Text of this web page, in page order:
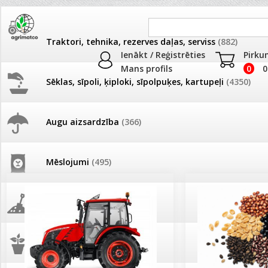
Ienākt / Reģistrēties
Mans profils
0
Traktori, tehnika, rezerves daļas, serviss (882)
Sēklas, sīpoli, ķiploki, sīpolpuķes, kartupeļi (4350)
Augu aizsardzība (366)
Mēslojumi (495)
Augsne, kūdra, mulča
Podi un kasetes(646)
JAUNUMI
Pašlasīšanas vietu katalogs
26.05. Vebinārs - Kā ierobežot
gliemežus piemājas dārzā un
Darba laiks Līgo svētkos
Ūdens piemērotības noteikšana
AKCIJAS
frēze + mulčieris +
AKCIJAS komplekts -
frontālais iekrāvējs
mulčieris + piekabe
AKCIJAS komplekts -
frēze + mulčieris